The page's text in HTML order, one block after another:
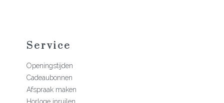
Service
Openingstijden
Cadeaubonnen
Afspraak maken